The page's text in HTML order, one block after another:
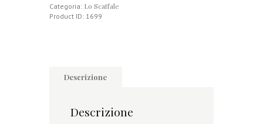
cultura
di
quantità
Categoria: Lo Scaffale
Product ID: 1699
Descrizione
Descrizione